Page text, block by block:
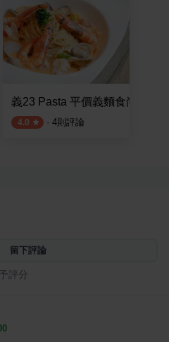
義23 Pasta 平價義麵食尚 竹北
4.0 · 4則評論
留下評論
評分